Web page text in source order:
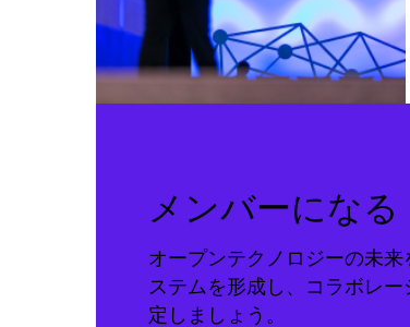
メンバーになる
オープンテクノロジーの未
ステムを形成し、コラボレ
定しましょう。